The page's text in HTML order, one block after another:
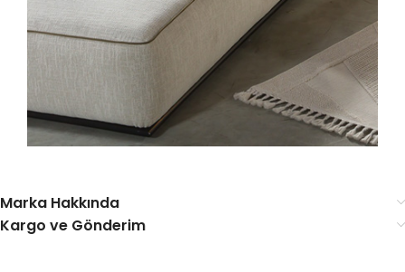
Marka Hakkında
Kargo ve Gönderim